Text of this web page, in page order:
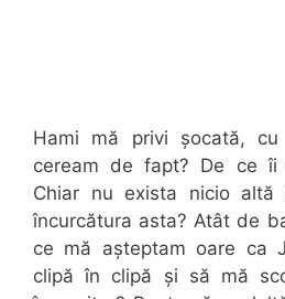
Hami mă privi șocată,
ceream de fapt? De ce îi
Chiar nu exista nicio
încurcătura asta? Atât de
ce mă așteptam oare ca
clipă în clipă și să mă